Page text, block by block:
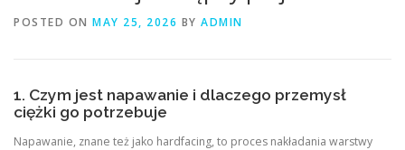
POSTED ON MAY 25, 2026 BY ADMIN
1. Czym jest napawanie i dlaczego przemysł
ciężki go potrzebuje
Napawanie, znane też jako hardfacing, to proces nakładania warstwy